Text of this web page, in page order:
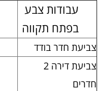
עבודות צבע
בפתח תקווה
צביעת חדר בודד
צביעת דירה 2
חדרים